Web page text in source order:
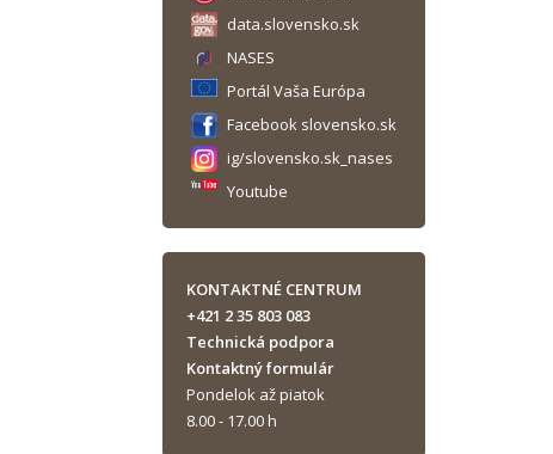
data.slovensko.sk
NASES
Portál Vaša Európa
Facebook slovensko.sk
ig/slovensko.sk_nases
Youtube
KONTAKTNÉ CENTRUM
+421 2 35 803 083
Technická podpora
Kontaktný formulár
Pondelok až piatok
8.00 - 17.00 h